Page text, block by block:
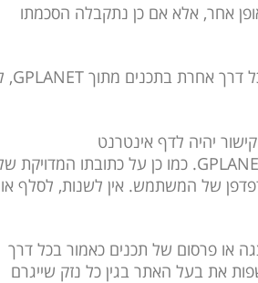
אחר, אלא אם כן נתקבלה הסכמתו
דרך אחרת בתכנים מתוך GPLANET
,
יהיה לדף אינטרנט
. כמו כן על כתובתו המדויקת
של המשתמש. אין לשנות, לסלף או
או פרסום של תכנים כאמור בכל דרך
את בעל האתר בגין כל נזק שייגרם